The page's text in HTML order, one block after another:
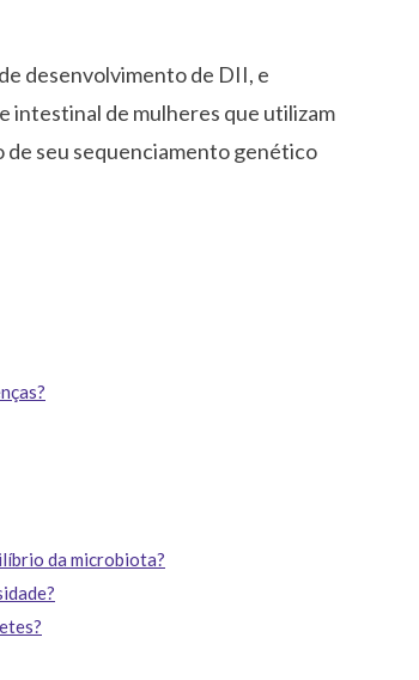
desenvolvimento de DII, e
intestinal de mulheres que utilizam
de seu sequenciamento genético
da microbiota?